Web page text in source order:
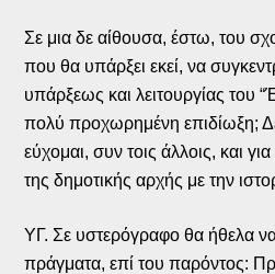
Σε μια δε αίθουσα, έστω, του
που θα υπάρξει εκεί, να
υπάρξεως και λειτουργίας του
πολύ προχωρημένη επιδίωξη;
εύχομαι, συν τοις άλλοις, και
της δημοτικής αρχής με την
ΥΓ. Σε υστερόγραφο θα ήθελα
πράγματα, επί του παρόντος: